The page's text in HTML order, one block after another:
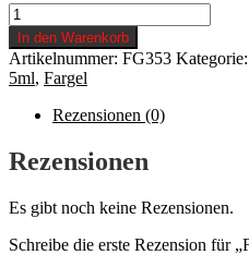
Fargel
353,
5ml
Menge
In den Warenkorb
Artikelnummer: FG353 Kategorie:
5ml, Fargel
Rezensionen (0)
Rezensionen
Es gibt noch keine Rezensionen.
Schreibe die erste Rezension für